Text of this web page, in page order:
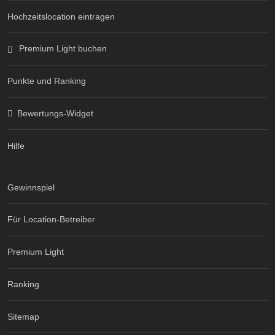
Hochzeitslocation eintragen
Premium Light buchen
Punkte und Ranking
Bewertungs-Widget
Hilfe
Gewinnspiel
Für Location-Betreiber
Premium Light
Ranking
Sitemap